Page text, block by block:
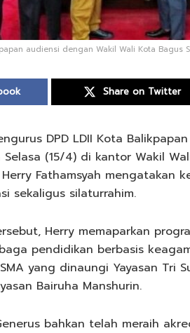
audiensi dengan Wakil Wali Kota Bagus
Share on Twitter
DPD LDII Kota
Selasa (15/4) di kantor Wakil
Herry Fathamsyah mengatakan
sekaligus silaturrahim.
Herry memaparkan
pendidikan berbasis
SMA yang dinaungi Yayasan Tri
Bairuha Manshurin.
bahkan telah meraih